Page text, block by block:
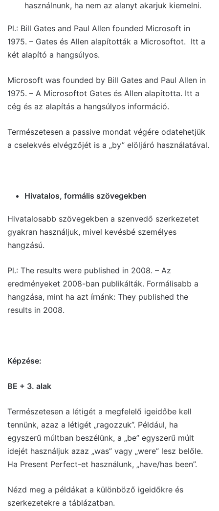
használnunk, ha nem az alanyt akarjuk kiemelni.
Pl.: Bill Gates and Paul Allen founded Microsoft in
1975. – Gates és Allen alapították a Microsoftot. Itt a
két alapító a hangsúlyos.
Microsoft was founded by Bill Gates and Paul Allen in
1975. – A Microsoftot Gates és Allen alapította. Itt a
cég és az alapítás a hangsúlyos információ.
Természetesen a passive mondat végére odatehetjük
a cselekvés elvégzőjét is a „by” elöljáró használatával.
Hivatalos, formális szövegekben
Hivatalosabb szövegekben a szenvedő szerkezetet
gyakran használjuk, mivel kevésbé személyes
hangzású.
Pl.: The results were published in 2008. – Az
eredményeket 2008-ban publikálták. Formálisabb a
hangzása, mint ha azt írnánk: They published the
results in 2008.
Képzése:
BE + 3. alak
Természetesen a létigét a megfelelő igeidőbe kell
tennünk, azaz a létigét „ragozzuk”. Például, ha
egyszerű múltban beszélünk, a „be” egyszerű múlt
idejét használjuk azaz „was” vagy „were” lesz belőle.
Ha Present Perfect-et használunk, „have/has been”.
Nézd meg a példákat a különböző igeidőkre és
szerkezetekre a táblázatban.